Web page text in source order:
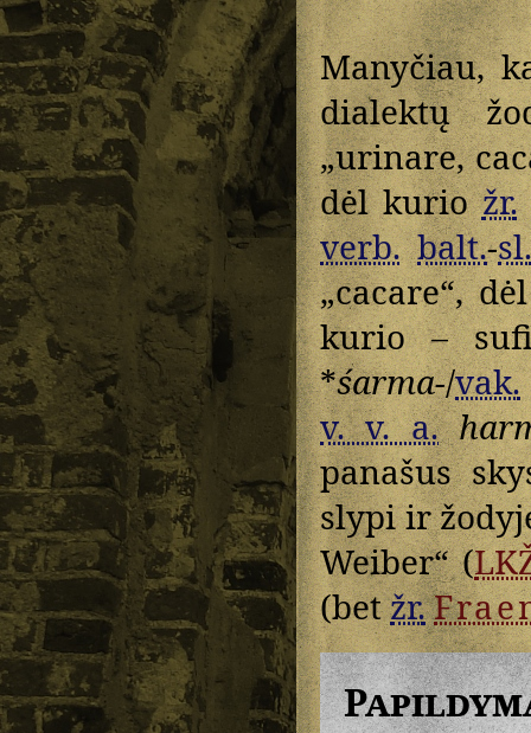
Manyčiau,
dialektų
„urinare,
dėl kuriožr.
verb. balt.-
„cacare“,
kurio –
*śarma-/vak.
v. v. a.
panašus
slypi ir
Weiber“ (
(betžr.